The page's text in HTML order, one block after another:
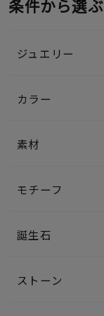
条件から選ぶ
ジュエリー
カラー
素材
モチーフ
誕生石
ストーン